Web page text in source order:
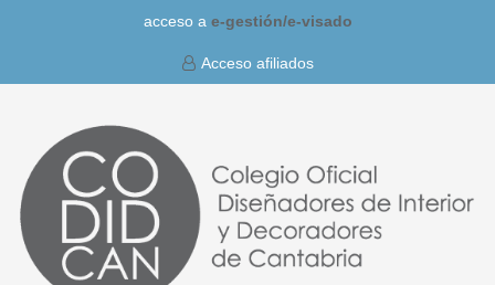
acceso a e-gestión/e-visado
Acceso afiliados